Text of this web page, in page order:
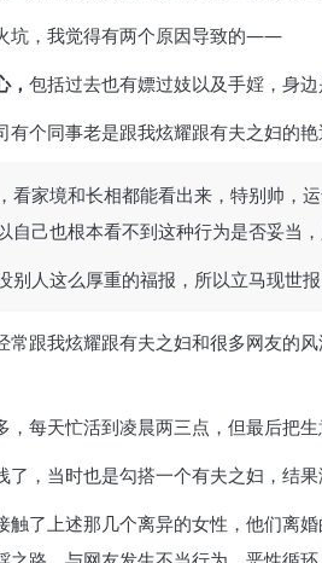
坑，我觉得有两个原因导致的——
， 包括过去也有嫖过妓以及手婬，身
有个同事老是跟我炫耀跟有夫之妇的艳
看家境和长相都能看出来，特别帅
自己也根本看不到这种行为是否妥当
别人这么厚重的福报，所以立马现世报
常跟我炫耀跟有夫之妇和很多网友的
，每天忙活到凌晨两三点，但最后把
，当时也是勾搭一个有夫之妇，结
触了上述那几个离异的女性，他们离